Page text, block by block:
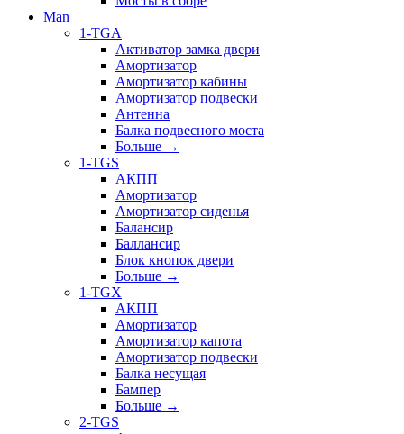
Man
1-TGA
Активатор замка двери
Амортизатор
Амортизатор кабины
Амортизатор подвески
Антенна
Балка подвесного моста
Больше →
1-TGS
АКПП
Амортизатор
Амортизатор сиденья
Балансир
Баллансир
Блок кнопок двери
Больше →
1-TGX
АКПП
Амортизатор
Амортизатор капота
Амортизатор подвески
Балка несущая
Бампер
Больше →
2-TGS